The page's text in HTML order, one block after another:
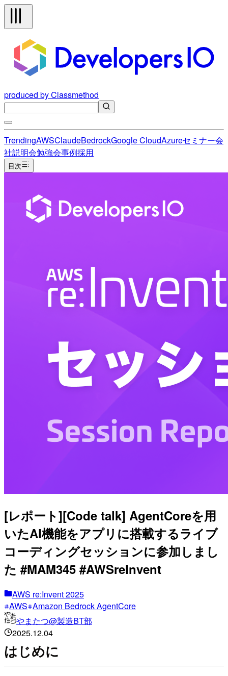
produced by Classmethod
TrendingAWSClaudeBedrockGoogle CloudAzureセミナー会
社説明会勉強会事例採用
目次
[レポート][Code talk] AgentCoreを用
いたAI機能をアプリに搭載するライブ
コーディングセッションに参加しまし
た #MAM345 #AWSreInvent
AWS re:Invent 2025
AWS Amazon Bedrock AgentCore
やまたつ@製造BT部
2025.12.04
はじめに